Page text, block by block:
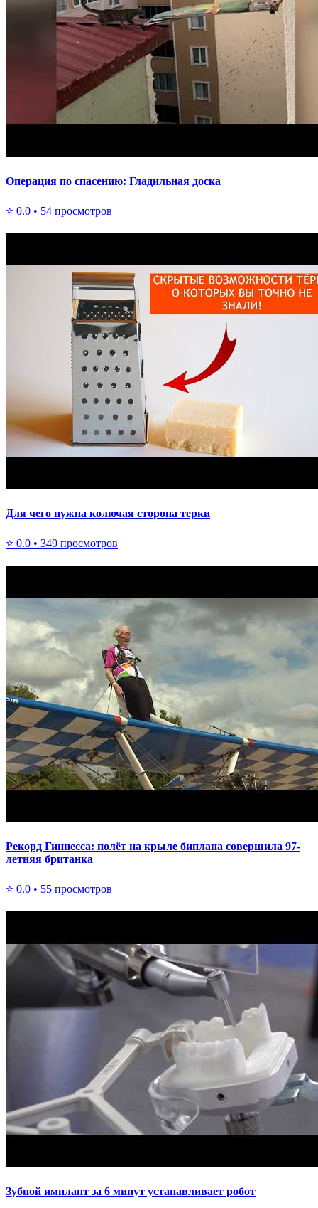
Операция по спасению: Гладильная доска
⭐ 0.0 • 54 просмотров
Для чего нужна колючая сторона терки
⭐ 0.0 • 349 просмотров
Рекорд Гиннесса: полёт на крыле биплана совершила 97-
летняя британка
⭐ 0.0 • 55 просмотров
Зубной имплант за 6 минут устанавливает робот